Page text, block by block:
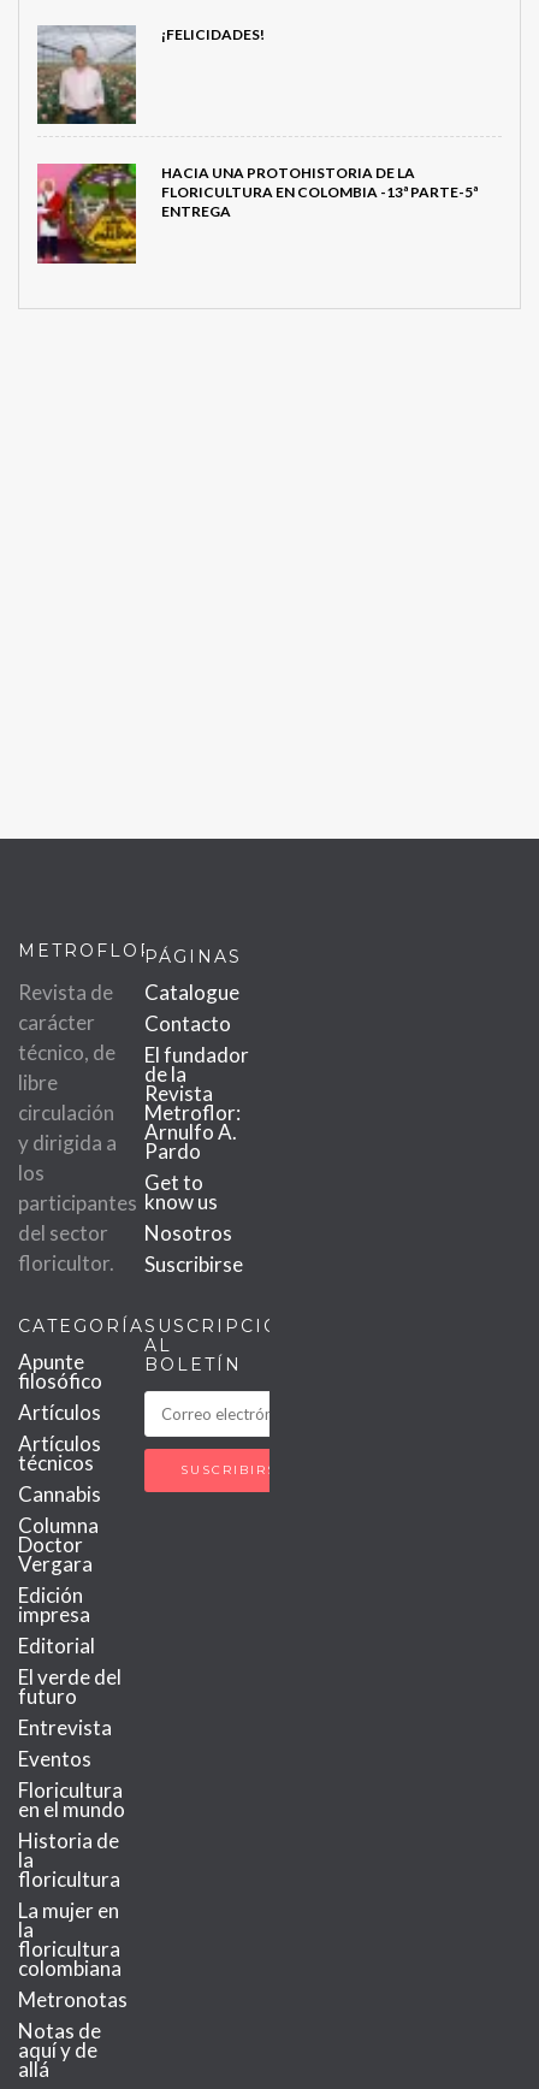
¡FELICIDADES!
HACIA UNA PROTOHISTORIA DE LA
FLORICULTURA EN COLOMBIA -13ª PARTE-5ª
ENTREGA
METROFLOR
Revista de
carácter
técnico, de
libre
circulación
y dirigida a
los
participantes
del sector
floricultor.
PÁGINAS
Catalogue
Contacto
El fundador
de la
Revista
Metroflor:
Arnulfo A.
Pardo
Get to
know us
Nosotros
Suscribirse
CATEGORÍAS
Apunte
filosófico
Artículos
Artículos
técnicos
Cannabis
Columna
Doctor
Vergara
Edición
impresa
Editorial
El verde del
futuro
Entrevista
Eventos
Floricultura
en el mundo
Historia de
la
floricultura
La mujer en
la
floricultura
colombiana
Metronotas
Notas de
aquí y de
allá
SUSCRIPCIÓN
AL
BOLETÍN